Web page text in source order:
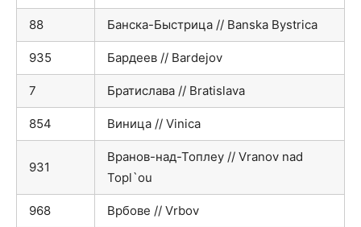
88 Банска-Быстрица // Banska Bystrica
935 Бардеев // Bardejov
7 Братислава // Bratislava
854 Виница // Vinica
931
Вранов-над-Топлеу // Vranov nad
Topl`ou
968 Врбове // Vrbov